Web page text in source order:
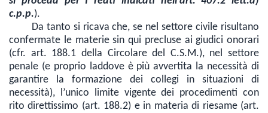
c.p.p.).
Da tanto si ricava che, se nel settore civile risultano
confermate le materie sin qui precluse ai giudici onorari
(cfr. art. 188.1 della Circolare del C.S.M.), nel settore
penale (e proprio laddove è più avvertita la necessità di
garantire la formazione dei collegi in situazioni di
necessità), l’unico limite vigente dei procedimenti con
rito direttissimo (art. 188.2) e in materia di riesame (art.